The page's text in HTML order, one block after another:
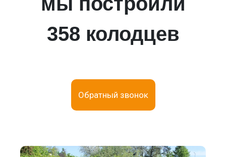
358 колодцев
Обратный звонок